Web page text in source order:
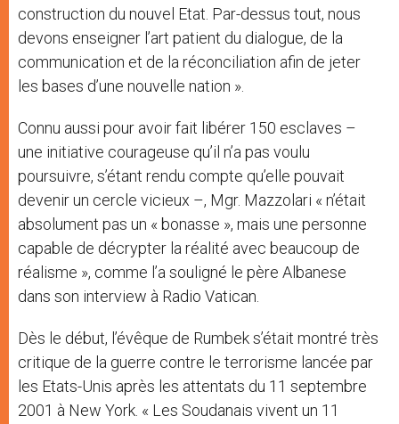
construction du nouvel Etat. Par-dessus tout, nous
devons enseigner l’art patient du dialogue, de la
communication et de la réconciliation afin de jeter
les bases d’une nouvelle nation ».
Connu aussi pour avoir fait libérer 150 esclaves –
une initiative courageuse qu’il n’a pas voulu
poursuivre, s’étant rendu compte qu’elle pouvait
devenir un cercle vicieux –, Mgr. Mazzolari « n’était
absolument pas un « bonasse », mais une personne
capable de décrypter la réalité avec beaucoup de
réalisme », comme l’a souligné le père Albanese
dans son interview à Radio Vatican.
Dès le début, l’évêque de Rumbek s’était montré très
critique de la guerre contre le terrorisme lancée par
les Etats-Unis après les attentats du 11 septembre
2001 à New York. « Les Soudanais vivent un 11